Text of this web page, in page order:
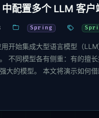
配置多个 LLM 客户
Spring
开始集成大型语言模型（
不同模型各有侧重：有的擅
大的模型。 本文将演示如何